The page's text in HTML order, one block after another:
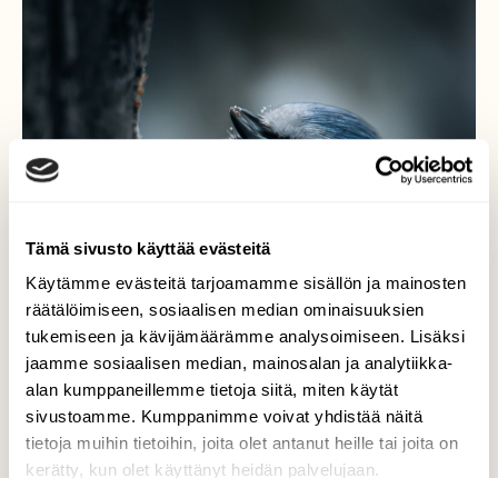
Tämä sivusto käyttää evästeitä
Käytämme evästeitä tarjoamamme sisällön ja mainosten
räätälöimiseen, sosiaalisen median ominaisuuksien
tukemiseen ja kävijämäärämme analysoimiseen. Lisäksi
jaamme sosiaalisen median, mainosalan ja analytiikka-
alan kumppaneillemme tietoja siitä, miten käytät
sivustoamme. Kumppanimme voivat yhdistää näitä
tietoja muihin tietoihin, joita olet antanut heille tai joita on
kerätty, kun olet käyttänyt heidän palvelujaan.